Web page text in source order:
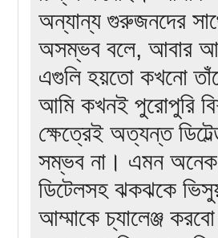
অন্যান্য গুরুজনদের
অসম্ভব বলে, আবার
এগুলি হয়তো কখনো
আমি কখনই পুরোপুরি
ক্ষেত্রেই অত্যন্ত
সম্ভব না। এমন অনেক
ডিটেলসহ ঝকঝকে
আম্মাকে চ্যালেঞ্জ করবো